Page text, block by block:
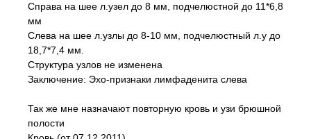
Справа на шее л.узел до 8 мм, подчелюстной до 11*6,8
мм
Слева на шее л.узлы до 8-10 мм, подчелюстный л.у до
18,7*7,4 мм.
Структура узлов не изменена
Заключение: Эхо-признаки лимфаденита слева
Так же мне назначают повторную кровь и узи брюшной
полости